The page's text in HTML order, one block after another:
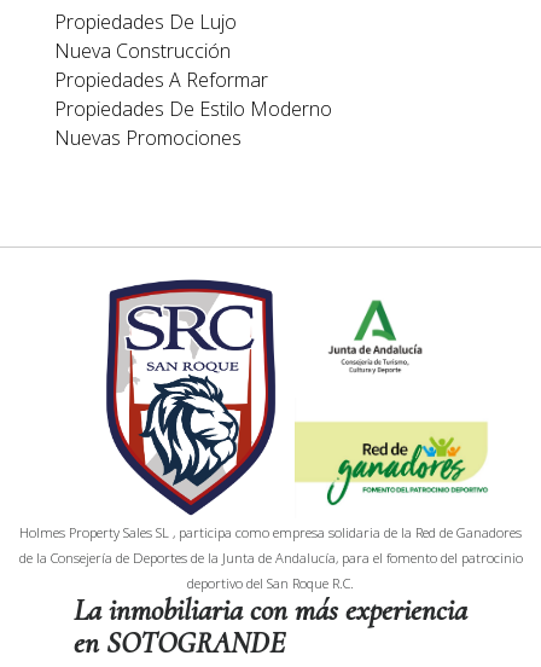
Propiedades De Lujo
Nueva Construcción
Propiedades A Reformar
Propiedades De Estilo Moderno
Nuevas Promociones
La inmobiliaria con más experiencia
en SOTOGRANDE
Holmes Property Sales SL , participa como empresa solidaria de la Red de Ganadores
de la Consejería de Deportes de la Junta de Andalucía, para el fomento del patrocinio
deportivo del San Roque R.C.